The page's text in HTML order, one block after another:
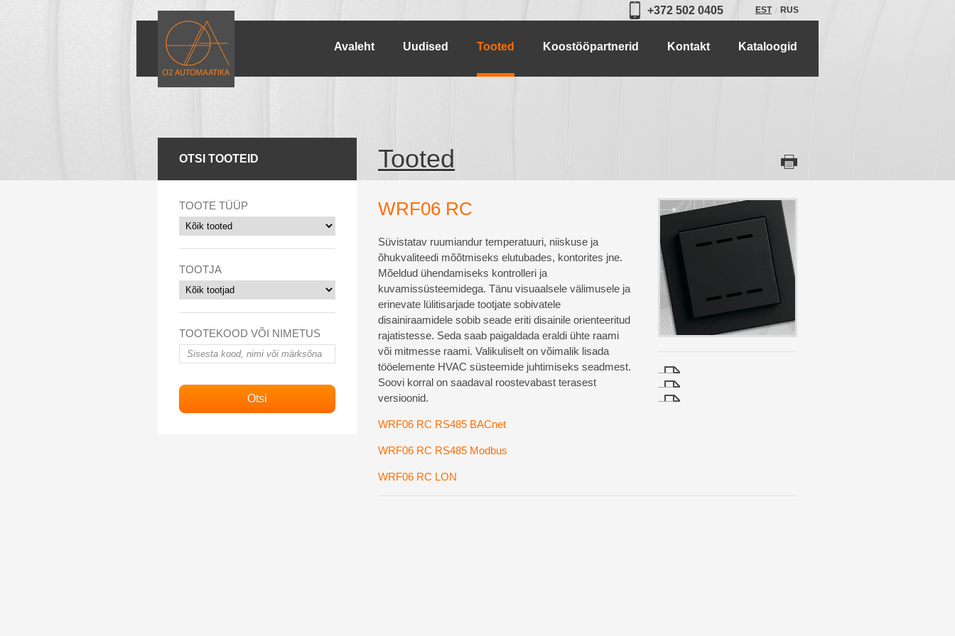
+372 502 0405 EST RUS
Avaleht Uudised Tooted Koostööpartnerid Kontakt Kataloogid
OTSI TOOTEID
TOOTE TÜÜP
TOOTJA
TOOTEKOOD VÕI NIMETUS
Tooted
WRF06 RC
Süvistatav ruumiandur temperatuuri, niiskuse ja
õhukvaliteedi mõõtmiseks elutubades, kontorites jne.
Mõeldud ühendamiseks kontrolleri ja
kuvamissüsteemidega. Tänu visuaalsele välimusele ja
erinevate lülitisarjade tootjate sobivatele
disainiraamidele sobib seade eriti disainile orienteeritud
rajatistesse. Seda saab paigaldada eraldi ühte raami
või mitmesse raami. Valikuliselt on võimalik lisada
tööelemente HVAC süsteemide juhtimiseks seadmest.
Soovi korral on saadaval roostevabast terasest
versioonid.
WRF06 RC RS485 BACnet
WRF06 RC RS485 Modbus
WRF06 RC LON